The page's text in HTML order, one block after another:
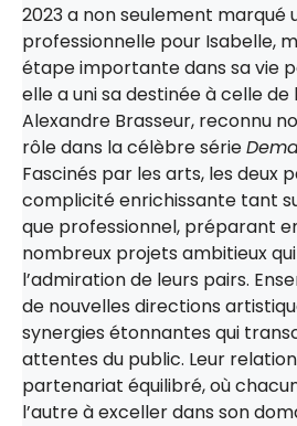
2023 a non seulement marqué
professionnelle pour Isabelle,
étape importante dans sa vie
elle a uni sa destinée à celle de
Alexandre Brasseur, reconnu
rôle dans la célèbre série
Fascinés par les arts, les deux
complicité enrichissante tant
que professionnel, préparant
nombreux projets ambitieux
l’admiration de leurs pairs.
de nouvelles directions
synergies étonnantes qui
attentes du public. Leur
partenariat équilibré, où
l’autre à exceller dans son